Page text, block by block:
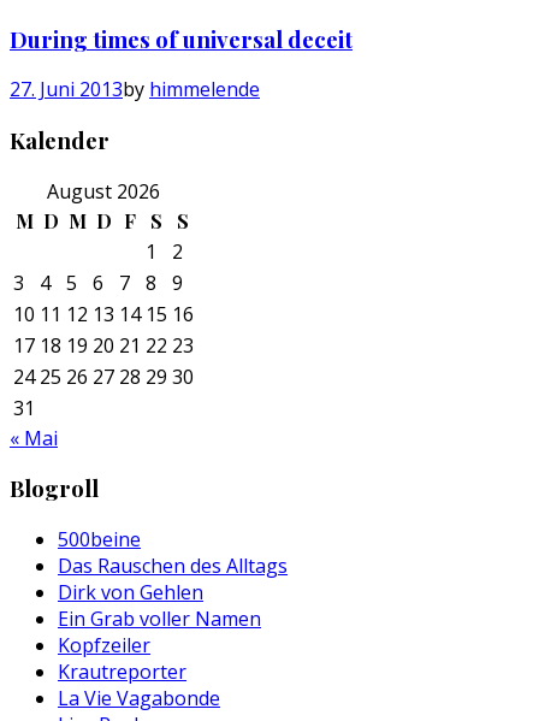
During times of universal deceit
27. Juni 2013by himmelende
Kalender
August 2026
M D M D F S S
1
2
3
4 5 6 7 8
9
10 11 12 13 14 15 16
17 18 19 20 21 22 23
24 25 26 27 28 29 30
31
« Mai
Blogroll
500beine
Das Rauschen des Alltags
Dirk von Gehlen
Ein Grab voller Namen
Kopfzeiler
Krautreporter
La Vie Vagabonde